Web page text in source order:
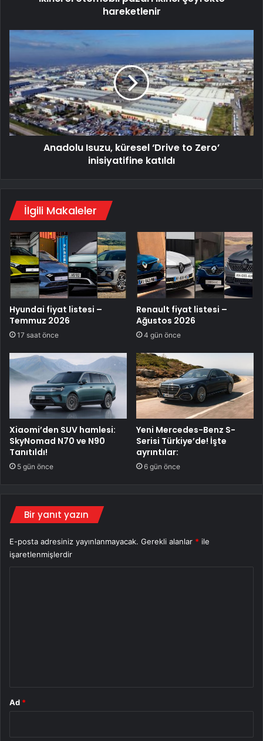
hareketlenir
Isuzu,
‘Drive
to
Zero’
inisiyatifine
katıldı
Anadolu Isuzu, küresel ‘Drive to Zero’
inisiyatifine katıldı
İlgili Makaleler
Hyundai fiyat listesi –
Temmuz 2026
17 saat önce
Renault fiyat listesi –
Ağustos 2026
4 gün önce
Xiaomi’den SUV hamlesi:
SkyNomad N70 ve N90
Tanıtıldı!
5 gün önce
Yeni Mercedes-Benz S-
Serisi Türkiye’de! İşte
ayrıntılar:
6 gün önce
Bir yanıt yazın
E-posta adresiniz yayınlanmayacak. Gerekli alanlar * ile
işaretlenmişlerdir
Ad *